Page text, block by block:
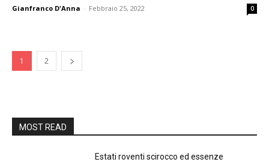
Gianfranco D'Anna - Febbraio 25, 2022 0
1 2
MOST READ
Estati roventi scirocco ed essenze